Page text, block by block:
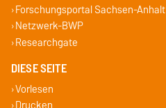
Forschungsportal Sachsen-Anhalt
Netzwerk-BWP
Researchgate
DIESE SEITE
Vorlesen